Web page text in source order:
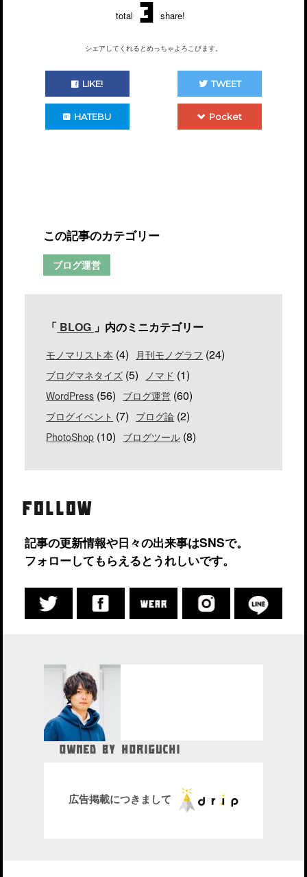
total 3 share!
シェアしてくれるとめっちゃよろこびます。
LIKE! TWEET
HATEBU Pocket
この記事のカテゴリー
ブログ運営
「 BLOG 」内のミニカテゴリー
モノマリスト本 (4) 月刊モノグラフ (24)
ブログマネタイズ (5) ノマド (1)
WordPress (56) ブログ運営 (60)
ブログイベント (7) ブログ論 (2)
PhotoShop (10) ブログツール (8)
FOLLOW
記事の更新情報や日々の出来事はSNSで。
フォローしてもらえるとうれしいです。
OWNED BY HORIGUCHI
株式会社drip代表取締役社長
広告掲載につきまして